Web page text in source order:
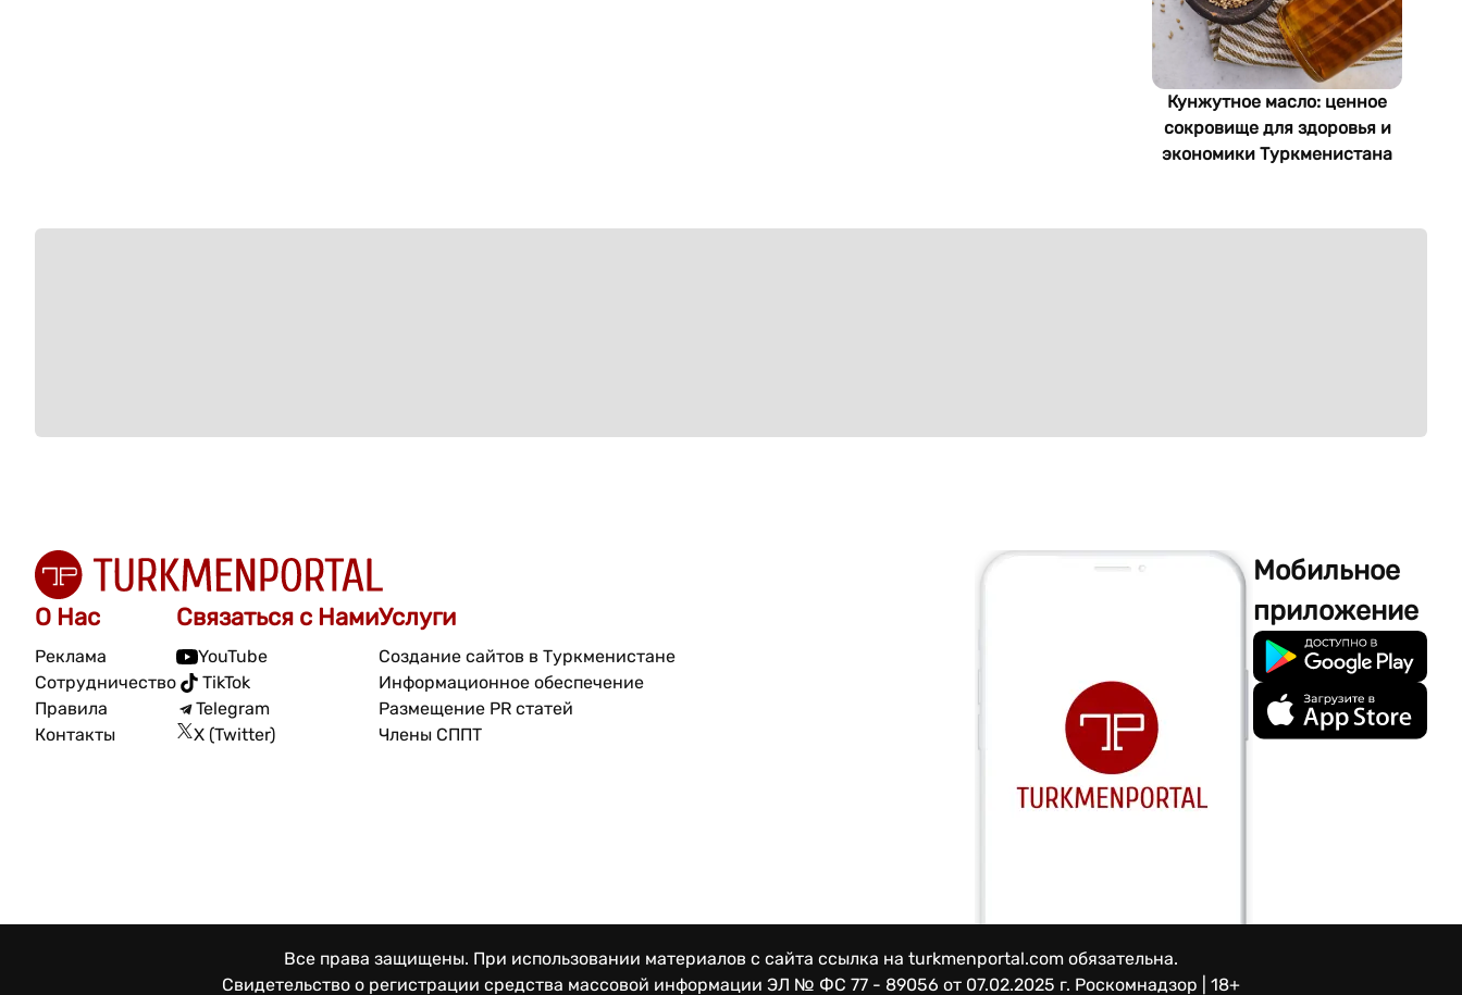
Кунжутное масло: ценное
сокровище для здоровья и
экономики Туркменистана
О Нас
Реклама
Сотрудничество
Правила
Контакты
Связаться с Нами
YouTube
TikTok
Telegram
X (Twitter)
Услуги
Создание сайтов в Туркменистане
Информационное обеспечение
Размещение PR статей
Члены СППТ
Мобильное
приложение
Все права защищены. При использовании материалов с сайта ссылка на turkmenportal.com обязательна.
Свидетельство о регистрации средства массовой информации ЭЛ № ФС 77 - 89056 от 07.02.2025 г. Роскомнадзор | 18+